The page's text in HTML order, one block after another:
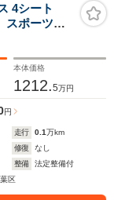
4シート
ポーツク
ックス
Taycan
本体価格
1212.5万円
円
走行 0.1万km
修復
なし
整備
法定整備付
区